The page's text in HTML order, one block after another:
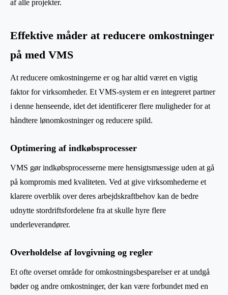
af alle projekter.
Effektive måder at reducere omkostninger
på med VMS
At reducere omkostningerne er og har altid været en vigtig
faktor for virksomheder. Et VMS-system er en integreret partner
i denne henseende, idet det identificerer flere muligheder for at
håndtere lønomkostninger og reducere spild.
Optimering af indkøbsprocesser
VMS gør indkøbsprocesserne mere hensigtsmæssige uden at gå
på kompromis med kvaliteten. Ved at give virksomhederne et
klarere overblik over deres arbejdskraftbehov kan de bedre
udnytte stordriftsfordelene fra at skulle hyre flere
underleverandører.
Overholdelse af lovgivning og regler
Et ofte overset område for omkostningsbesparelser er at undgå
bøder og andre omkostninger, der kan være forbundet med en